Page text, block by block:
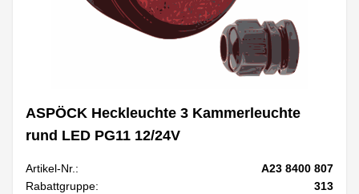
ASPÖCK Heckleuchte 3 Kammerleuchte
rund LED PG11 12/24V
Artikel-Nr.:
A23 8400 807
Rabattgruppe:
313